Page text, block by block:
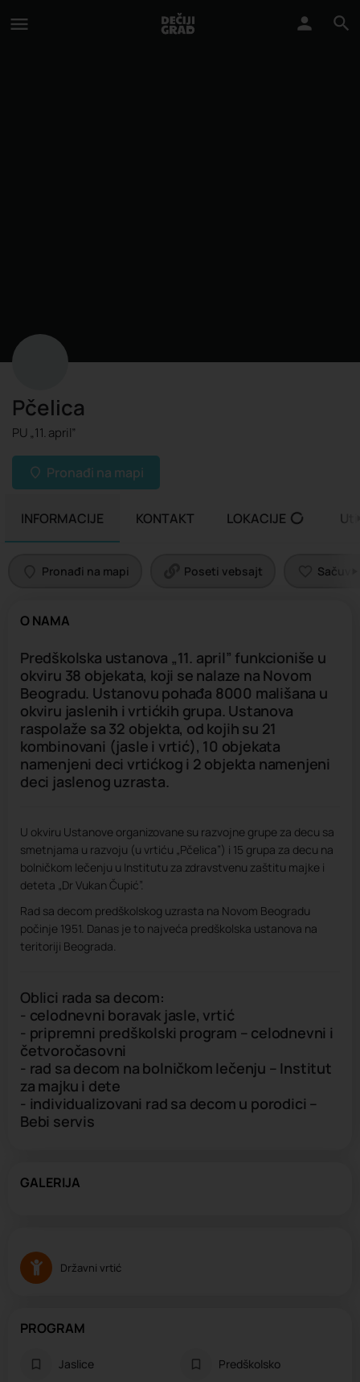
Pčelica
PU „11. april”
Pronađi na mapi
INFORMACIJE KONTAKT LOKACIJE
Pronađi na mapi Poseti vebsajt
O NAMA
Predškolska ustanova „11. april” funkcioniše u
okviru 38 objekata, koji se nalaze na Novom
Beogradu. Ustanovu pohađa 8000 mališana u
okviru jaslenih i vrtićkih grupa. Ustanova
raspolaže sa 32 objekta, od kojih su 21
kombinovani (jasle i vrtić), 10 objekata
namenjeni deci vrtićkog i 2 objekta namenjeni
deci jaslenog uzrasta.
U okviru Ustanove organizovane su razvojne grupe za decu sa
smetnjama u razvoju (u vrtiću „Pčelica”) i 15 grupa za decu na
bolničkom lečenju u Institutu za zdravstvenu zaštitu majke i
deteta „Dr Vukan Čupić”.
Rad sa decom predškolskog uzrasta na Novom Beogradu
počinje 1951. Danas je to najveća predškolska ustanova na
teritoriji Beograda.
Oblici rada sa decom:
- celodnevni boravak jasle, vrtić
- pripremni predškolski program – celodnevni i
četvoročasovni
- rad sa decom na bolničkom lečenju – Institut
za majku i dete
- individualizovani rad sa decom u porodici –
Bebi servis
GALERIJA
Državni vrtić
PROGRAM
Jaslice Predškolsko